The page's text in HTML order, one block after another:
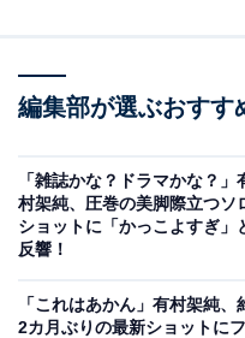
編集部が選ぶおすす
「雑誌かな？ドラマかな？」
村架純、圧巻の美脚際立つソ
ショットに「かっこよすぎ」
反響！
「これはあかん」有村架純、
2カ月ぶりの最新ショットにフ